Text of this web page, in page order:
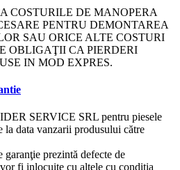
COSTURILE DE MANOPERA
PENTRU DEMONTAREA
SAU ORICE ALTE COSTURI
OBLIGAŢII CA PIERDERI
IN MOD EXPRES.
SERVICE SRL pentru piesele
la data vanzarii produsului către
garanţie prezintă defecte de
fi inlocuite cu altele cu condiţia